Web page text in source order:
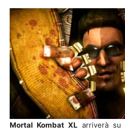
Mortal Kombat XL arriverà su